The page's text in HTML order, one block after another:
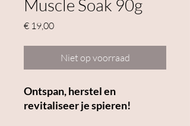
Muscle Soak 90g
€ 19,00Prijs
Niet op voorraad
Ontspan, herstel en
revitaliseer je spieren!